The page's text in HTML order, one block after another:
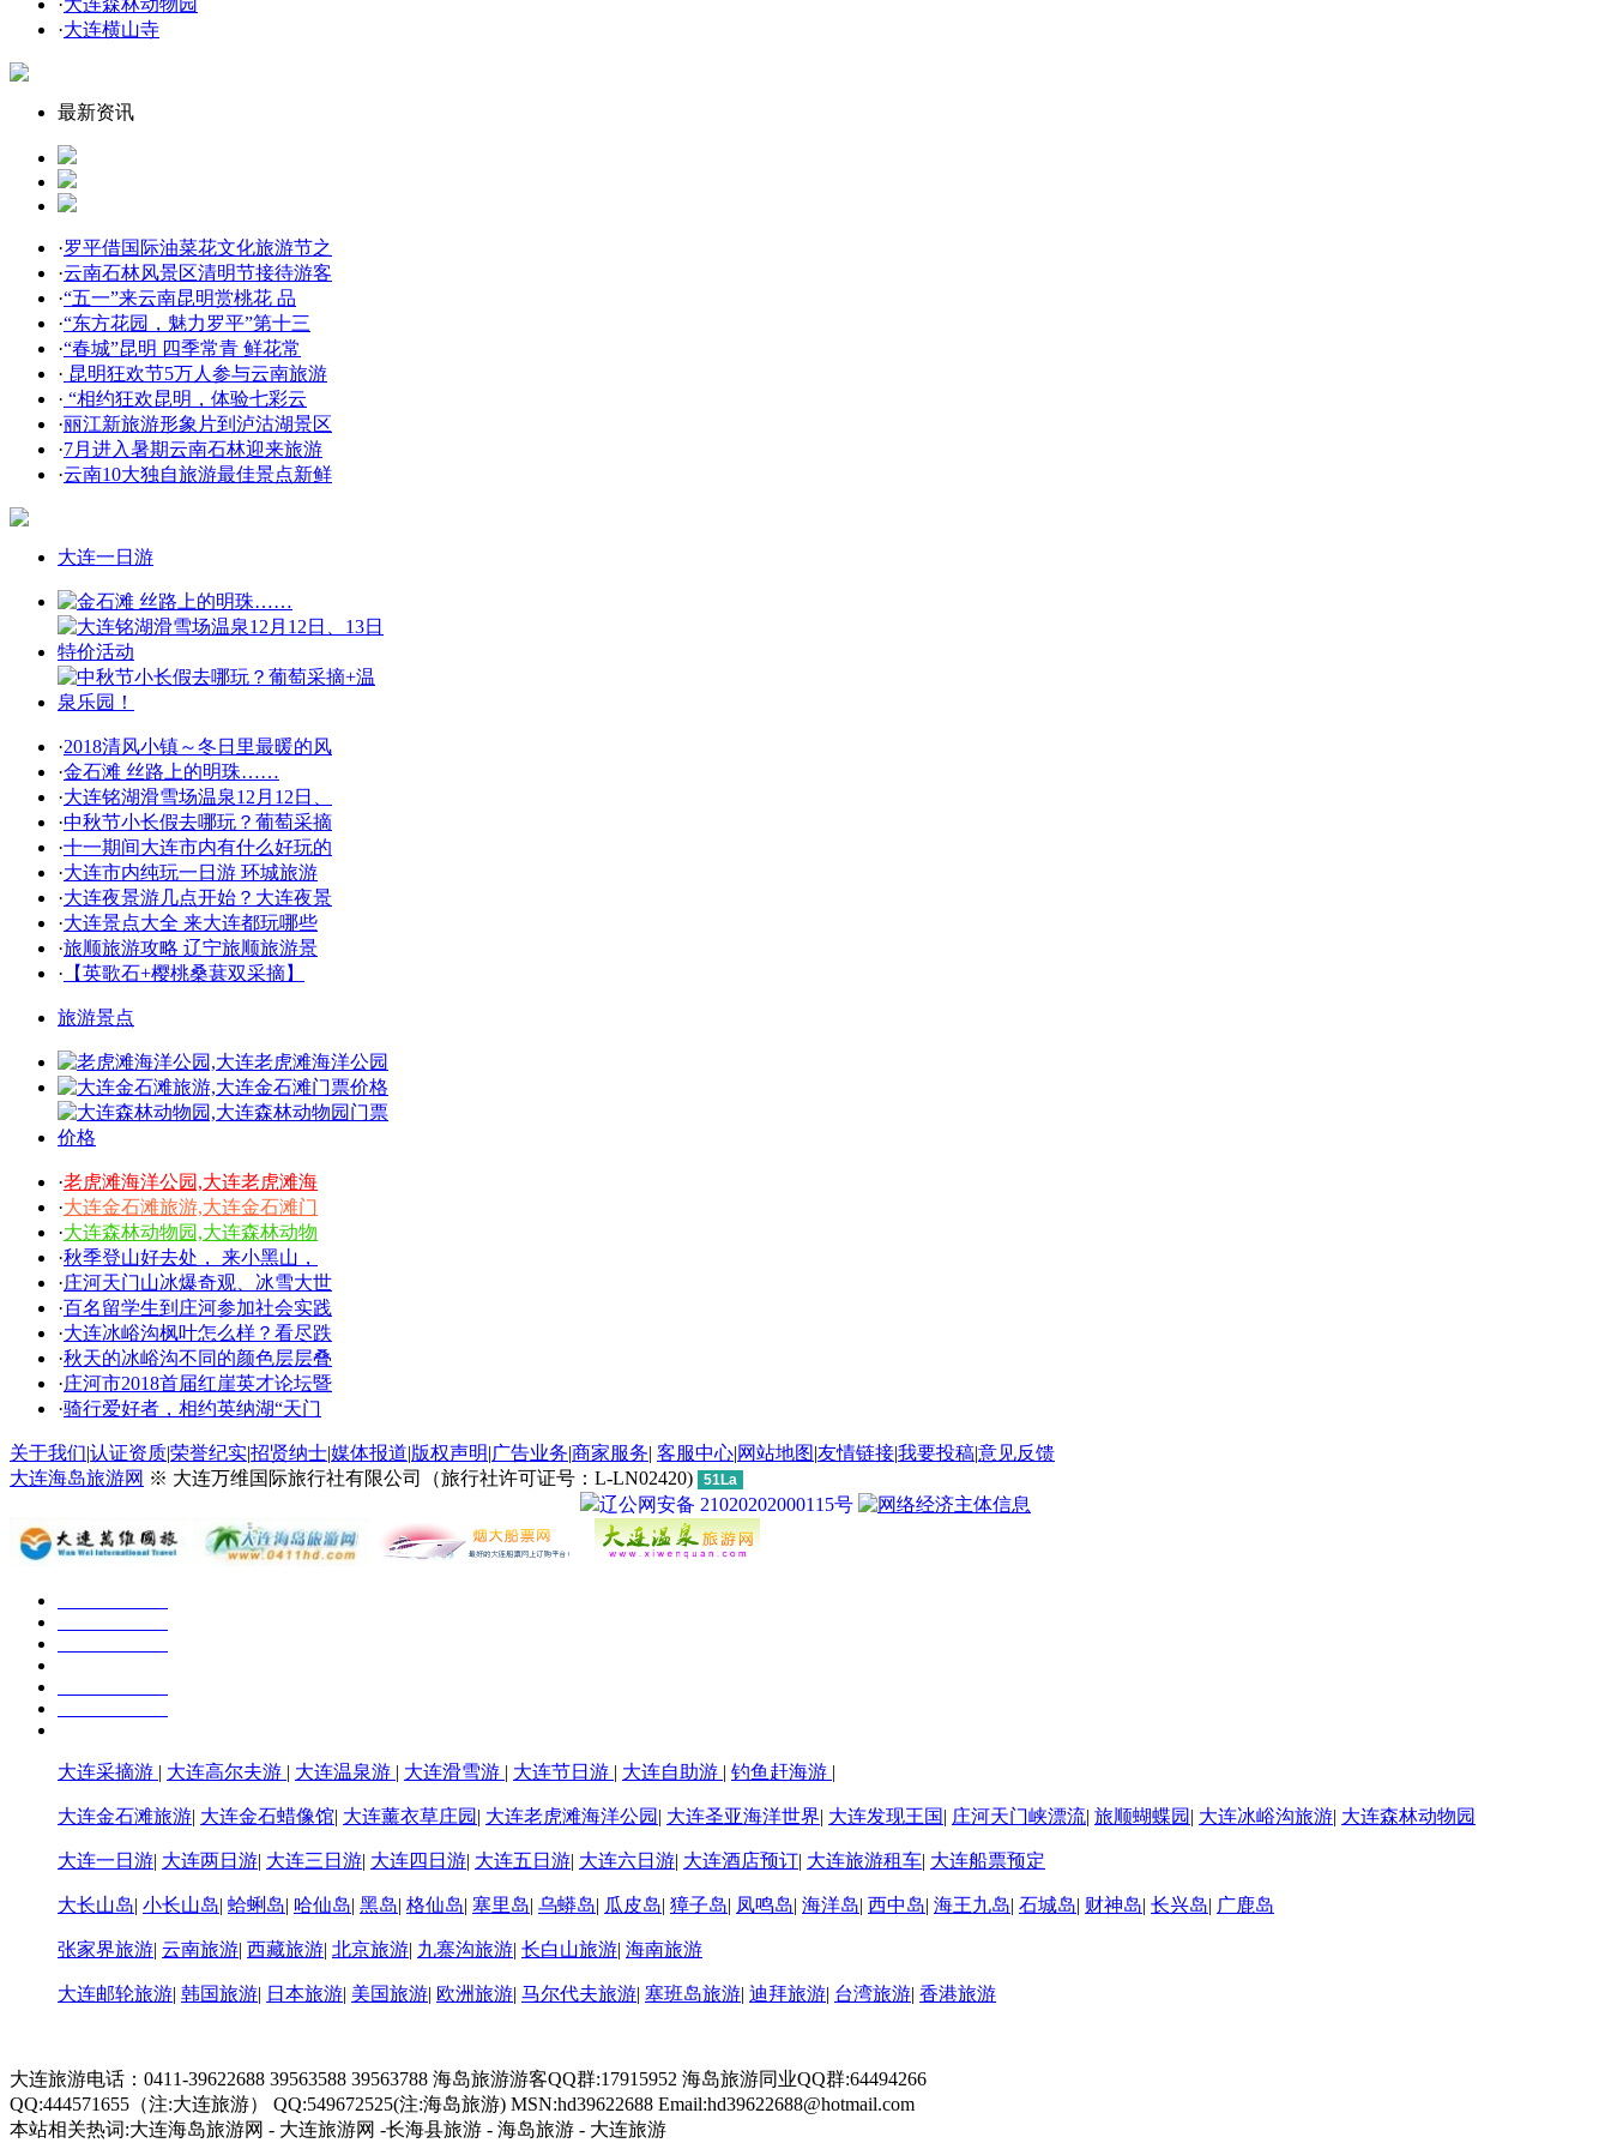
·大连森林动物园
·大连横山寺
最新资讯
·罗平借国际油菜花文化旅游节之
·云南石林风景区清明节接待游客
·“五一”来云南昆明赏桃花 品
·“东方花园，魅力罗平”第十三
·“春城”昆明 四季常青 鲜花常
· 昆明狂欢节5万人参与云南旅游
· “相约狂欢昆明，体验七彩云
·丽江新旅游形象片到泸沽湖景区
·7月进入暑期云南石林迎来旅游
·云南10大独自旅游最佳景点新鲜
大连一日游
·2018清风小镇～冬日里最暖的风
·金石滩 丝路上的明珠……
·大连铭湖滑雪场温泉12月12日、
·中秋节小长假去哪玩？葡萄采摘
·十一期间大连市内有什么好玩的
·大连市内纯玩一日游 环城旅游
·大连夜景游几点开始？大连夜景
·大连景点大全 来大连都玩哪些
·旅顺旅游攻略 辽宁旅顺旅游景
· 【英歌石+樱桃桑葚双采摘】
旅游景点
·老虎滩海洋公园,大连老虎滩海
·大连金石滩旅游,大连金石滩门
·大连森林动物园,大连森林动物
·秋季登山好去处， 来小黑山，
·庄河天门山冰爆奇观、冰雪大世
·百名留学生到庄河参加社会实践
·大连冰峪沟枫叶怎么样？看尽跌
·秋天的冰峪沟不同的颜色层层叠
·庄河市2018首届红崖英才论坛暨
·骑行爱好者，相约英纳湖“天门
关于我们|认证资质|荣誉纪实|招贤纳士|媒体报道|版权声明|广告业务|商家服务| 客服中心|网站地图|友情链接|我要投稿|意见反馈
大连海岛旅游网 ※ 大连万维国际旅行社有限公司（旅行社许可证号：L-LN02420) 51La
辽公网安备 21020202000115号
大连采摘游 | 大连高尔夫游 | 大连温泉游 | 大连滑雪游 | 大连节日游 | 大连自助游 | 钓鱼赶海游 |
大连金石滩旅游| 大连金石蜡像馆| 大连薰衣草庄园 | 大连老虎滩海洋公园 | 大连圣亚海洋世界| 大连发现王国| 庄河天门峡漂流| 旅顺蝴蝶园 | 大连冰峪沟旅游| 大连森林动物园
大连一日游| 大连两日游| 大连三日游| 大连四日游| 大连五日游| 大连六日游| 大连酒店预订| 大连旅游租车| 大连船票预定
大长山岛| 小长山岛| 蛤蜊岛| 哈仙岛| 黑岛| 格仙岛| 塞里岛| 乌蟒岛| 瓜皮岛| 獐子岛| 凤鸣岛| 海洋岛| 西中岛| 海王九岛| 石城岛| 财神岛| 长兴岛| 广鹿岛
张家界旅游| 云南旅游| 西藏旅游| 北京旅游| 九寨沟旅游| 长白山旅游| 海南旅游
大连邮轮旅游| 韩国旅游| 日本旅游| 美国旅游| 欧洲旅游| 马尔代夫旅游| 塞班岛旅游| 迪拜旅游| 台湾旅游| 香港旅游
大连旅游电话：0411-39622688 39563588 39563788 海岛旅游游客QQ群:17915952 海岛旅游同业QQ群:64494266
QQ:444571655（注:大连旅游） QQ:549672525(注:海岛旅游) MSN:hd39622688 Email:hd39622688@hotmail.com
本站相关热词:大连海岛旅游网 - 大连旅游网 -长海县旅游 - 海岛旅游 - 大连旅游